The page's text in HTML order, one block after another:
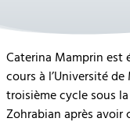
Caterina Mamprin est
cours à l’Université
troisième cycle sous
Zohrabian après avoir